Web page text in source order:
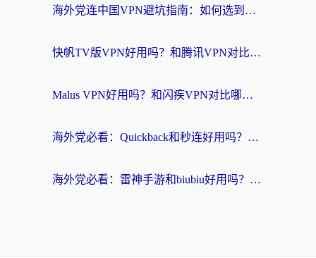
海外党连中国VPN避坑指南：如何选到真正能无缝刷国内资源的加速器？
快帆TV版VPN好用吗？和腾讯VPN对比哪个回国效果更好？海外党必看的真实体验指南
Malus VPN好用吗？和闪疾VPN对比哪个回国效果更好？海外华人的实用避坑指南
海外党必看：Quickback和秒连好用吗？3步选对回国加速器，无缝刷国内资源
海外党必看：雷神手游和biubiu好用吗？3招选对回国加速器无缝刷国内资源